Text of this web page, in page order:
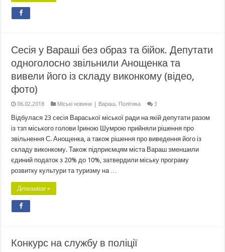
Сесія у Вараші без образ та бійок. Депутати
одноголосно звільнили Анощенка та
вивели його із складу виконкому (відео,
фото)
06.02.2018 Міські новини | Вараш, Політика 3
Відбулася 23 сесія Вараської міської ради на якій депутати разом
із тзп міського голови Іриною Шумрою прийняли рішення про
звільнення С. Анощенка, а також рішення про виведення його із
складу виконкому. Також підприємцям міста Вараш зменшили
єдиний податок з 20% до 10%, затвердили міську програму
розвитку культури та туризму на …
Детальніше »
Конкурс на службу в поліції